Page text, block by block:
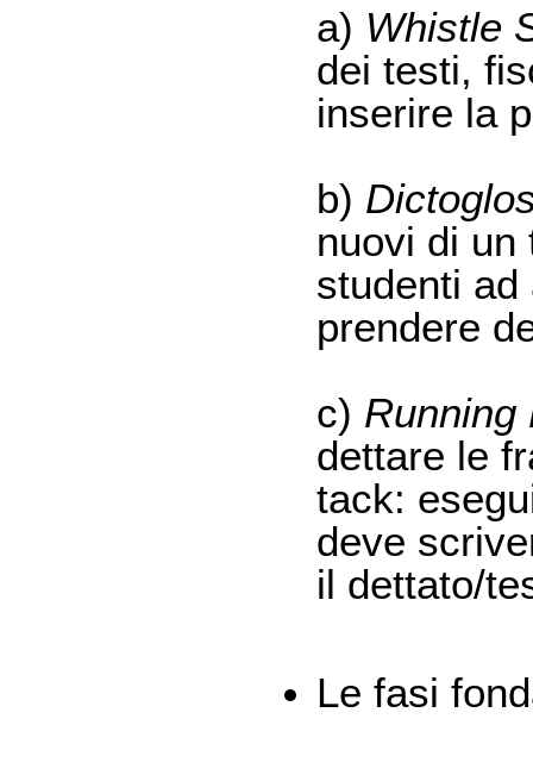
a) Whistle
dei testi,
inserire la
b)
nuovi di un
studenti
prendere
c) Running
dettare le
tack:
deve
il dettato/
Le fasi